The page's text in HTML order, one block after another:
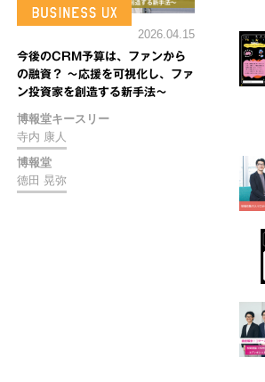
2026.04.15
今後のCRM予算は、ファンから
の融資？ ～応援を可視化し、ファ
ン投資家を創造する新手法～
博報堂キースリー
寺内 康人
博報堂
德田 晃弥